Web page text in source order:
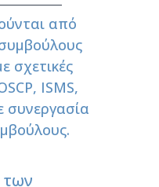
από
σχετικές
ISMS,
συνεργασία
των